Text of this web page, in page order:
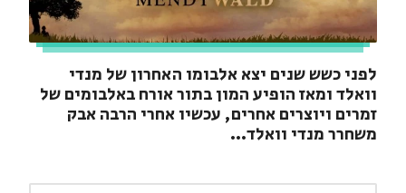
לפני כשש שנים יצא אלבומו האחרון של מנדי
וואלד ומאז הופיע המון בתור אורח באלבומים של
זמרים ויוצרים אחרים, עכשיו אחרי הרבה אבק
משחרר מנדי וואלד...